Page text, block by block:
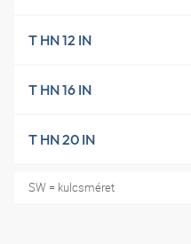
T HN 12 IN
T HN 16 IN
T HN 20 IN
SW = kulcsméret